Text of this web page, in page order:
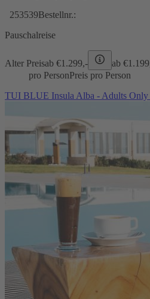
253539Bestellnr.:
Pauschalreise
Alter Preisab €1.299,- ab €
pro PersonPreis pro Person
TUI BLUE Insula Alba - Adults Only